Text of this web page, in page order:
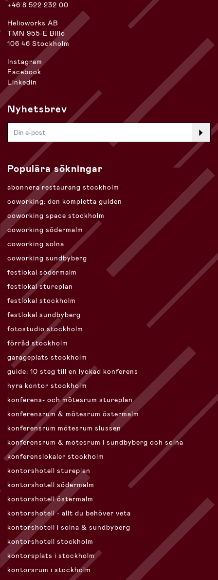
+46 8 522 232 00
Helioworks AB
TMN 955-E Billo
106 46 Stockholm
Instagram
Facebook
Linkedin
Nyhetsbrev
Populära sökningar
abonnera restaurang stockholm
coworking: den kompletta guiden
coworking space stockholm
coworking södermalm
coworking solna
coworking sundbyberg
festlokal södermalm
festlokal stureplan
festlokal stockholm
festlokal sundbyberg
fotostudio stockholm
förråd stockholm
garageplats stockholm
guide: 10 steg till en lyckad konferens
hyra kontor stockholm
konferens- och mötesrum stureplan
konferensrum & mötesrum östermalm
konferensrum mötesrum slussen
konferensrum & mötesrum i sundbyberg och solna
konferenslokaler stockholm
kontorshotell stureplan
kontorshotell södermalm
kontorshotell östermalm
kontorshotell - allt du behöver veta
kontorshotell i solna & sundbyberg
kontorshotell stockholm
kontorsplats i stockholm
kontorsrum i stockholm